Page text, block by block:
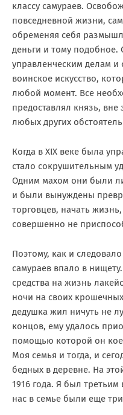
классу самураев.
повседневной жизни,
обременяя себя
деньги и тому подобное.
управленческим делам и
воинское искусство,
любой момент. Все
предоставлял князь,
любых других
Когда в XIX веке была
стало сокрушительным
Одним махом они были
и были вынуждены
торговцев, начать
совершенно не
Поэтому, как и
самураев впало в
средства на жизнь
ночи на своих
дедушка жил ничуть не
концов, ему удалось
помощью которой он
Моя семья и тогда, и
бедных в деревне. На
1916 года. Я был
нас в семье были еще